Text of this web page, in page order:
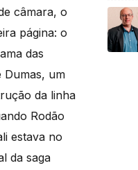
câmara, o
página: o
das
Dumas, um
da linha
Rodão
estava no
da saga